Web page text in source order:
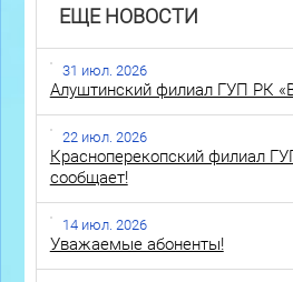
ЕЩЕ НОВОСТИ
31 июл. 2026
Алуштинский филиал ГУП РК
22 июл. 2026
Красноперекопский филиал
сообщает!
14 июл. 2026
Уважаемые абоненты!